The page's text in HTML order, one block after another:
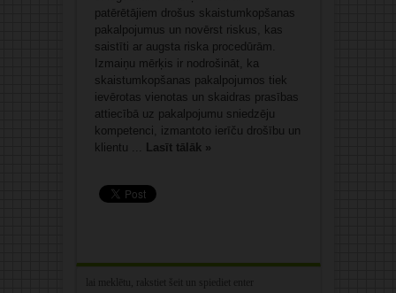
patērētājiem drošus skaistumkopšanas
pakalpojumus un novērst riskus, kas
saistīti ar augsta riska procedūrām.
Izmaiņu mērķis ir nodrošināt, ka
skaistumkopšanas pakalpojumos tiek
ievērotas vienotas un skaidras prasības
attiecībā uz pakalpojumu sniedzēju
kompetenci, izmantoto ierīču drošību un
klientu ... Lasīt tālāk »